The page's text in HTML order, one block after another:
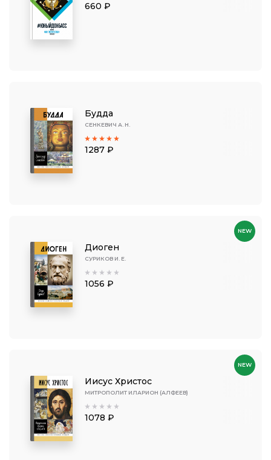
660 ₽
Будда
СЕНКЕВИЧ А. Н.
1287 ₽
Диоген
СУРИКОВ И. Е.
1056 ₽
NEW
Иисус Христос
МИТРОПОЛИТ ИЛАРИОН (АЛФЕЕВ)
1078 ₽
NEW